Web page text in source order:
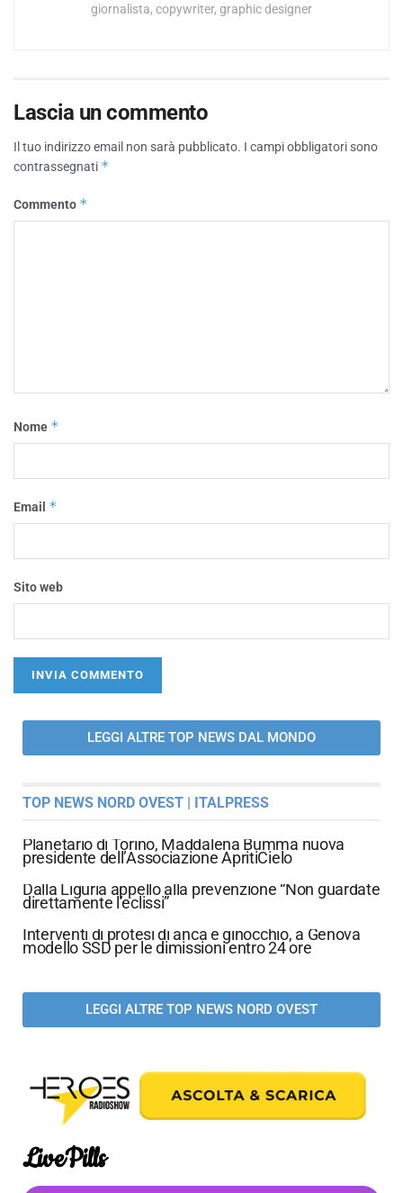
giornalista, copywriter, graphic designer
Lascia un commento
Il tuo indirizzo email non sarà pubblicato. I campi obbligatori sono
contrassegnati *
Commento *
Nome *
Email *
Sito web
LEGGI ALTRE TOP NEWS DAL MONDO
TOP NEWS NORD OVEST | ITALPRESS
Planetario di Torino, Maddalena Bumma nuova
presidente dell’Associazione ApritiCielo
Dalla Liguria appello alla prevenzione “Non guardate
direttamente l’eclissi”
Interventi di protesi di anca e ginocchio, a Genova
modello SSD per le dimissioni entro 24 ore
LEGGI ALTRE TOP NEWS NORD OVEST
LivePills